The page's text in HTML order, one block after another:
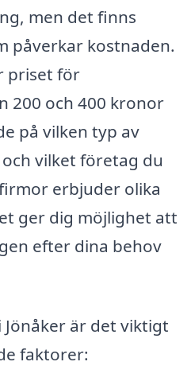
men det finns
påverkar kostnaden.
priset för
200 och 400 kronor
på vilken typ av
vilket företag du
erbjuder olika
ger dig möjlighet att
efter dina behov
Jönåker är det viktigt
faktorer: